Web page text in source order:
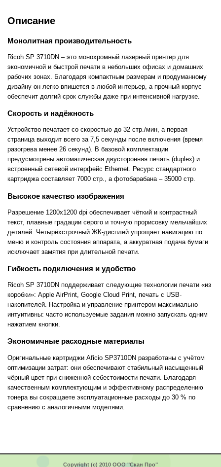
Описание
Монолитная производительность
Ricoh SP 3710DN – это монохромный лазерный принтер для
экономичной и быстрой печати в небольших офисах и домашних
рабочих зонах. Благодаря компактным размерам и продуманному
дизайну он легко впишется в любой интерьер, а прочный корпус
обеспечит долгий срок службы даже при интенсивной нагрузке.
Скорость и надёжность
Устройство печатает со скоростью до 32 стр./мин, а первая
страница выходит всего за 7,5 секунды после включения (время
разогрева менее 26 секунд). В базовой комплектации
предусмотрены автоматическая двусторонняя печать (duplex) и
встроенный сетевой интерфейс Ethernet. Ресурс стандартного
картриджа составляет 7000 стр., а фотобарабана – 35000 стр.
Высокое качество изображения
Разрешение 1200х1200 dpi обеспечивает чёткий и контрастный
текст, плавные градации серого и точную прорисовку мельчайших
деталей. Четырёхстрочный ЖК-дисплей упрощает навигацию по
меню и контроль состояния аппарата, а аккуратная подача бумаги
исключает замятия при длительной печати.
Гибкость подключения и удобство
Ricoh SP 3710DN поддерживает следующие технологии печати «из
коробки»: Apple AirPrint, Google Cloud Print, печать с USB-
накопителей. Настройка и управление принтером максимально
интуитивны: часто используемые задания можно запускать одним
нажатием кнопки.
Экономичные расходные материалы
Оригинальные картриджи Aficio SP3710DN разработаны с учётом
оптимизации затрат: они обеспечивают стабильный насыщенный
чёрный цвет при сниженной себестоимости печати. Благодаря
качественным комплектующим и эффективному распределению
тонера вы сокращаете эксплуатационные расходы до 30 % по
сравнению с аналогичными моделями.
Copyright (c) 2010 ООО "Скан Про"